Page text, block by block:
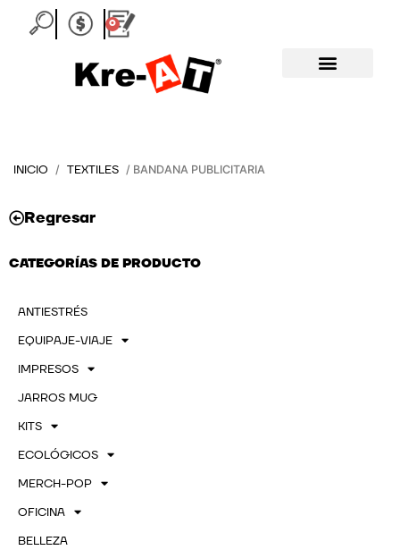
0
Carrito
INICIO / TEXTILES / BANDANA PUBLICITARIA
Regresar
CATEGORÍAS DE PRODUCTO
ANTIESTRÉS
EQUIPAJE-VIAJE
IMPRESOS
JARROS MUG
KITS
ECOLÓGICOS
MERCH-POP
OFICINA
BELLEZA